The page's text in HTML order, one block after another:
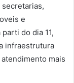
secretarias,
e
do dia 11,
infraestrutura
mais